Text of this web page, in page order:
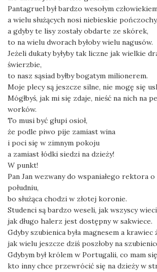
Pantagruel był bardzo wesołym
a wielu służących nosi niebieskie pończochy,
a gdyby te lisy zostały obdarte ze skórek,
to na wielu dworach byłoby wielu nagusów.
Jeżeli dukaty byłyby tak liczne jak wielkie
świerzbie,
to nasz sąsiad byłby bogatym milionerem.
Moje plecy są jeszcze silne, nie mogę się
Mógłbyś, jak mi się zdaje, nieść na nich na
worków.
To musi być głupi osioł,
że podle piwo pije zamiast wina
i poci się w zimnym pokoju
a zamiast łódki siedzi na dzieży!
W punkt!
Pan Jan wezwany do wspaniałego rektora
południu,
bo służąca chodzi w złotej koronie.
Studenci są bardzo weseli, jak wszyscy
jak długo halerz jest dostępny w sakwiece.
Gdyby szubienica była magnesem a krawiec
jak wielu jeszcze dziś poszłoby na
Gdybym był królem w Portugalii, co mam
kto inny chce przewrócić się na dzieży w